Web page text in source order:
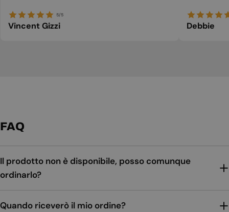
5/5
Vincent Gizzi Debbie
FAQ
Il prodotto non è disponibile, posso comunque
ordinarlo?
Quando riceverò il mio ordine?